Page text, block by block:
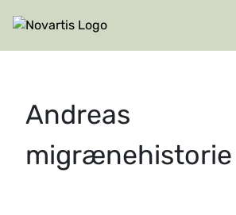
Site Logo
Andreas
migrænehistorie